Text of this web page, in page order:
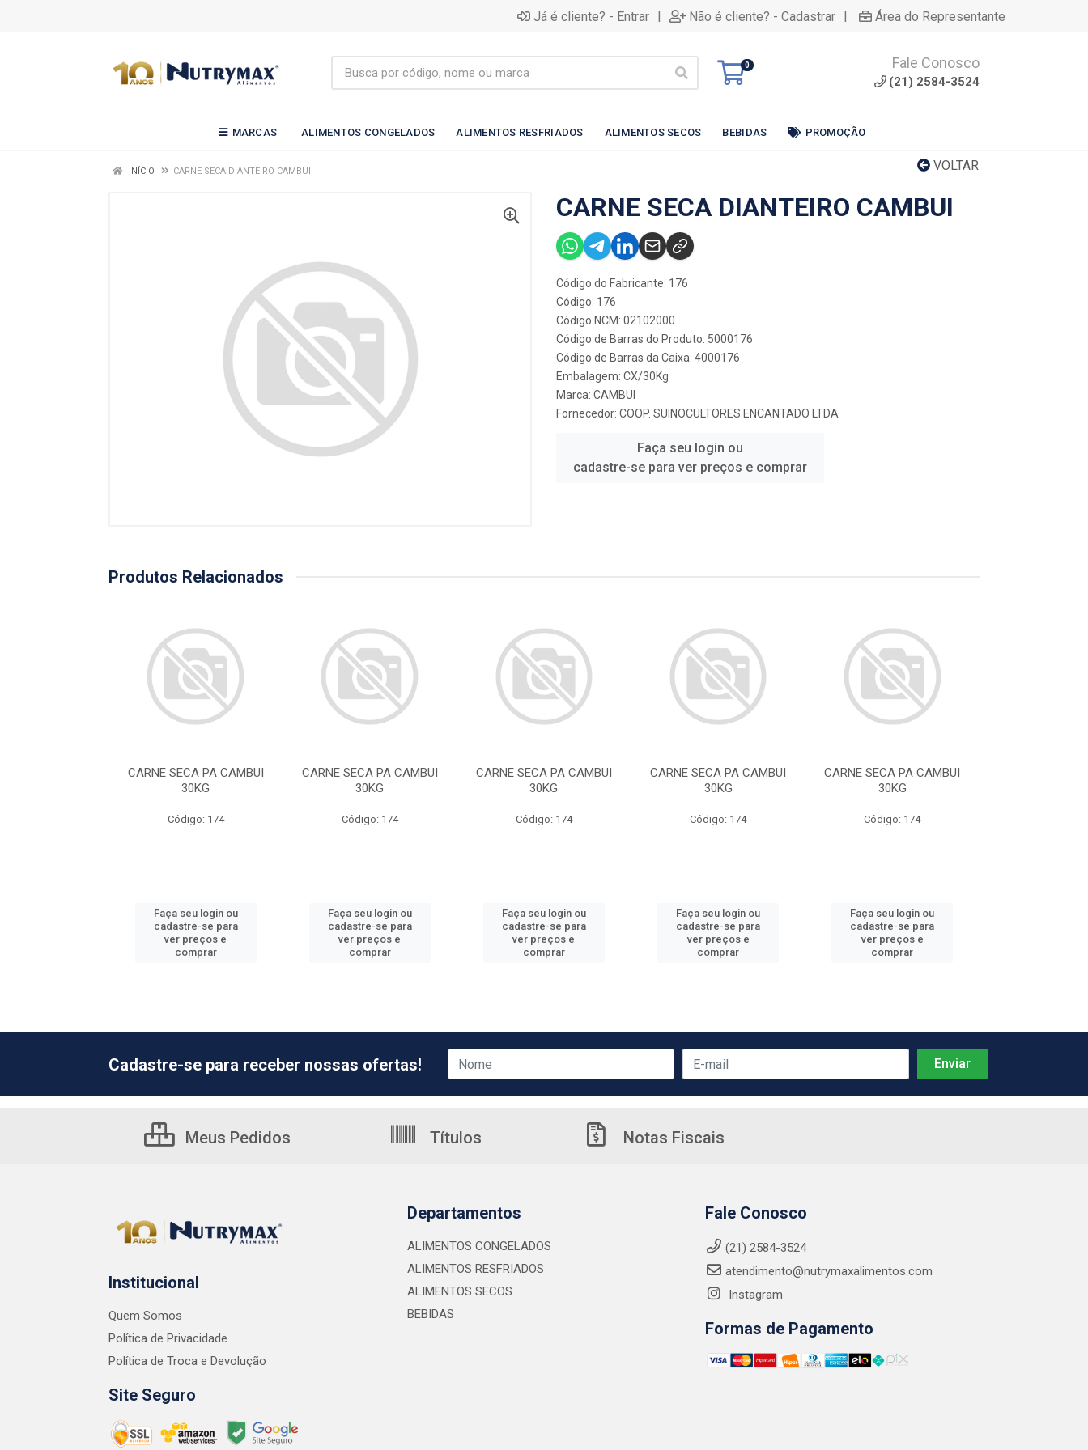
Já é cliente? - Entrar | Não é cliente? - Cadastrar | Área do Representante
0 Fale Conosco
(21) 2584-3524
MARCAS ALIMENTOS CONGELADOS ALIMENTOS RESFRIADOS ALIMENTOS SECOS BEBIDAS PROMOÇÃO
VOLTAR
INÍCIO CARNE SECA DIANTEIRO CAMBUI
CARNE SECA DIANTEIRO CAMBUI
Código do Fabricante: 176
Código: 176
Código NCM: 02102000
Código de Barras do Produto: 5000176
Código de Barras da Caixa: 4000176
Embalagem: CX/30Kg
Marca: CAMBUI
Fornecedor: COOP. SUINOCULTORES ENCANTADO LTDA
Faça seu login ou
cadastre-se para ver preços e comprar
Produtos Relacionados
CARNE SECA PA CAMBUI
30KG
Código: 174
Faça seu login ou
cadastre-se para
ver preços e
comprar
CARNE SECA PA CAMBUI
30KG
Código: 174
Faça seu login ou
cadastre-se para
ver preços e
comprar
CARNE SECA PA CAMBUI
30KG
Código: 174
Faça seu login ou
cadastre-se para
ver preços e
comprar
CARNE SECA PA CAMBUI
30KG
Código: 174
Faça seu login ou
cadastre-se para
ver preços e
comprar
CARNE SECA PA CAMBUI
30KG
Código: 174
Faça seu login ou
cadastre-se para
ver preços e
comprar
Cadastre-se para receber nossas ofertas!
Meus Pedidos Títulos Notas Fiscais
Institucional
Quem Somos
Política de Privacidade
Política de Troca e Devolução
Site Seguro
Departamentos
ALIMENTOS CONGELADOS
ALIMENTOS RESFRIADOS
ALIMENTOS SECOS
BEBIDAS
Fale Conosco
(21) 2584-3524
atendimento@nutrymaxalimentos.com
Instagram
Formas de Pagamento